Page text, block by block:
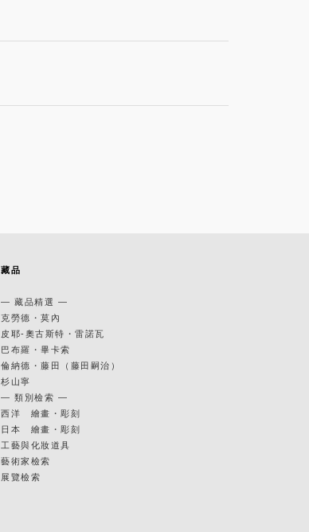
藏品
— 藏品精選 —
克勞德・莫內
皮耶-奧古斯特・雷諾瓦
巴布羅・畢卡索
倫納德・藤田（藤田嗣治）
杉山寧
— 類別檢索 —
西洋 繪畫・彫刻
日本 繪畫・彫刻
工藝與化妝道具
藝術家檢索
展覽檢索